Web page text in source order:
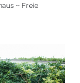
~ Freie